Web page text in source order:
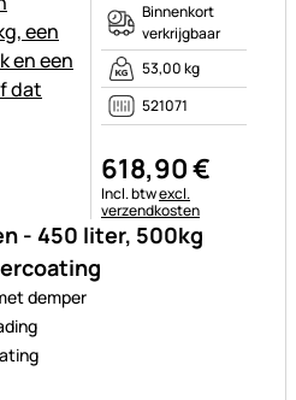
- 450 liter, 500kg
demper
Binnenkort
verkrijgbaar
53,00 kg
521071
618,90€
Belastinginformatie:
Incl. btwexcl.
verzendkosten